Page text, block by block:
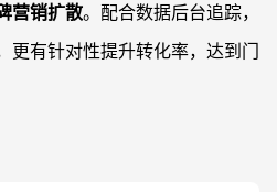
营销扩散。配合数据后台追踪，
更有针对性提升转化率，达到门